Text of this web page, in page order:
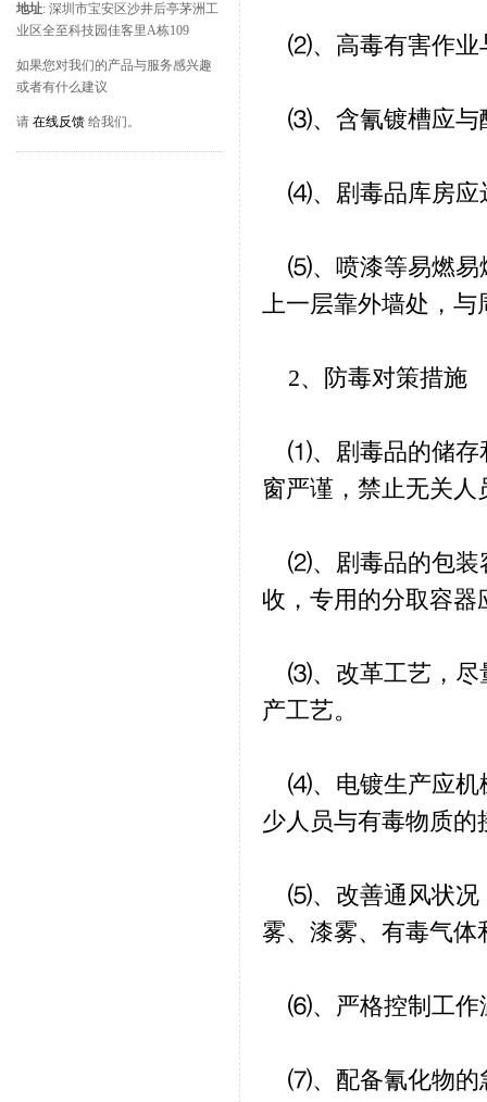
地址: 深圳市宝安区沙井后亭茅洲工
业区全至科技园佳客里A栋109
如果您对我们的产品与服务感兴趣
或者有什么建议
请 在线反馈 给我们。
⑵、高毒有害作业
⑶、含氰镀槽应与
⑷、剧毒品库房应
⑸、喷漆等易燃易
上一层靠外墙处，
2、防毒对策措施
⑴、剧毒品的储存
窗严谨，禁止无关人
⑵、剧毒品的包装
收，专用的分取容器
⑶、改革工艺，尽
产工艺。
⑷、电镀生产应机
少人员与有毒物质
⑸、改善通风状况
雾、漆雾、有毒气体
⑹、严格控制工作
⑺、配备氰化物的